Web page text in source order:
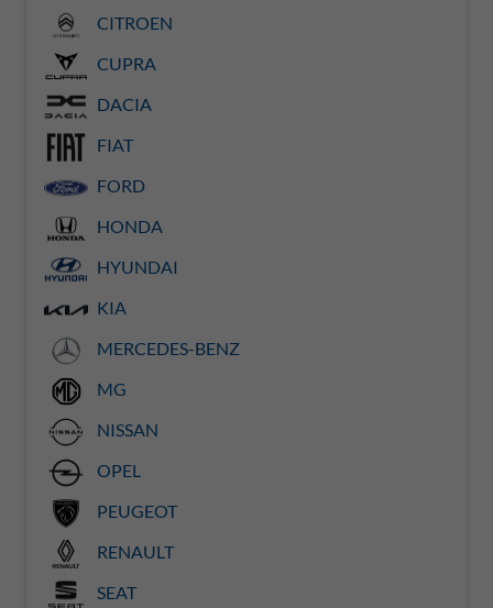
CITROEN
CUPRA
DACIA
FIAT
FORD
HONDA
HYUNDAI
KIA
MERCEDES-BENZ
MG
NISSAN
OPEL
PEUGEOT
RENAULT
SEAT